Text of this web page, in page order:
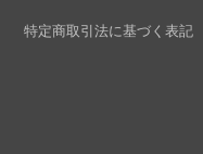
特定商取引法に基づく表記